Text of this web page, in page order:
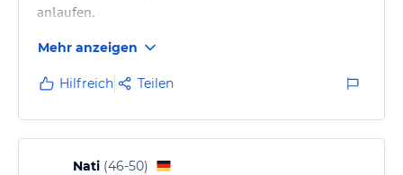
anlaufen.
Mehr anzeigen
Hilfreich Teilen
Nati (46-50)